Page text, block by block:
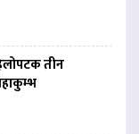
तीन